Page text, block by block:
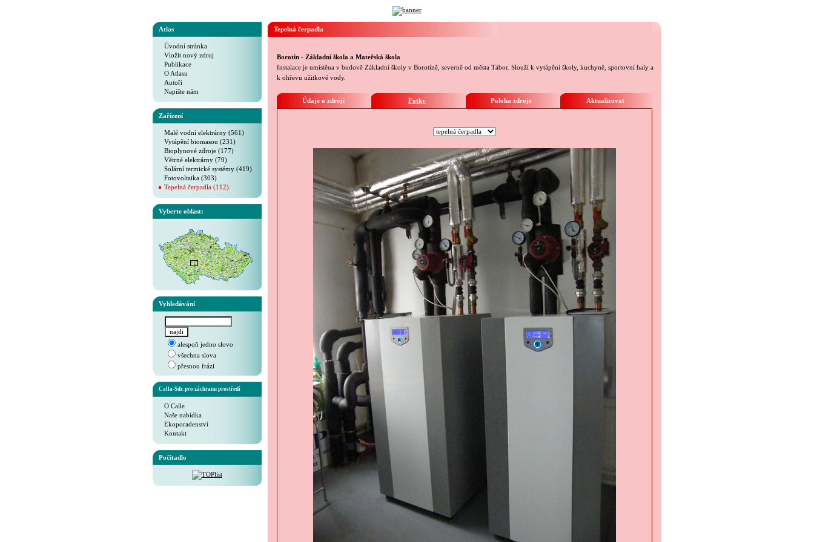
Atlas
Úvodní stránka
Vložit nový zdroj
Publikace
O Atlasu
Autoři
Napište nám
Zařízení
Malé vodní elektrárny (561)
Vytápění biomasou (231)
Bioplynové zdroje (177)
Větrné elektrárny (79)
Solární termické systémy (419)
Fotovoltaika (303)
Tepelná čerpadla (112)
Vyberte oblast:
Vyhledávání
alespoň jedno slovo
všechna slova
přesnou frázi
Calla-Sdr. pro záchranu prostředí
O Calle
Naše nabídka
Ekoporadenství
Kontakt
Počítadlo
Tepelná čerpadla
Borotín - Základní škola a Mateřská škola
Instalace je umístěna v budově Základní školy v Borotíně, severně od města Tábor. Slouží k vytápění školy, kuchyně, sportovní haly a
k ohřevu užitkové vody.
Údaje o zdroji Fotky Poloha zdroje Aktualizovat